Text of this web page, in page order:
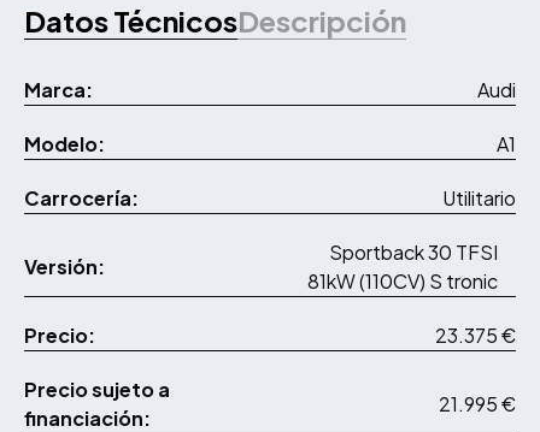
Datos TécnicosDescripción
Marca: Audi
Modelo: A1
Carrocería: Utilitario
Versión:
Sportback 30 TFSI
81kW (110CV) S tronic
Precio: 23.375 €
Precio sujeto a
financiación:
21.995 €